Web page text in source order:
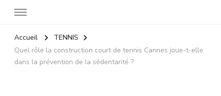
Accueil
TENNIS
Quel rôle la construction court de tennis Cannes joue-t-elle
dans la prévention de la sédentarité ?